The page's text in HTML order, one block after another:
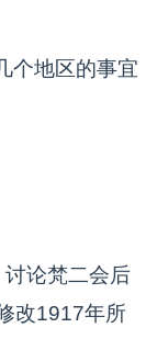
个地区的事宜
论梵二会后
改1917年所